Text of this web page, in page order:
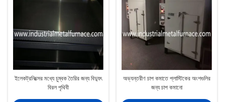
ইলেকট্রনিক্সের মধ্যে চুম্বক তৈরির জন্য বিদ্যুৎ
বিরল পৃথিবী
অভ্যন্তরীণ চাপ কমাতে প্লাস্টিকের অংশগুলির
জন্য চাপ কমানো